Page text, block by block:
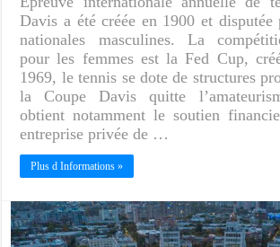
Davis a été créée en 1900 et disputée
nationales masculines. La
pour les femmes est la Fed Cup,
1969, le tennis se dote de structures
la Coupe Davis quitte
obtient notamment le soutien
entreprise privée de …
Plus d Informations »